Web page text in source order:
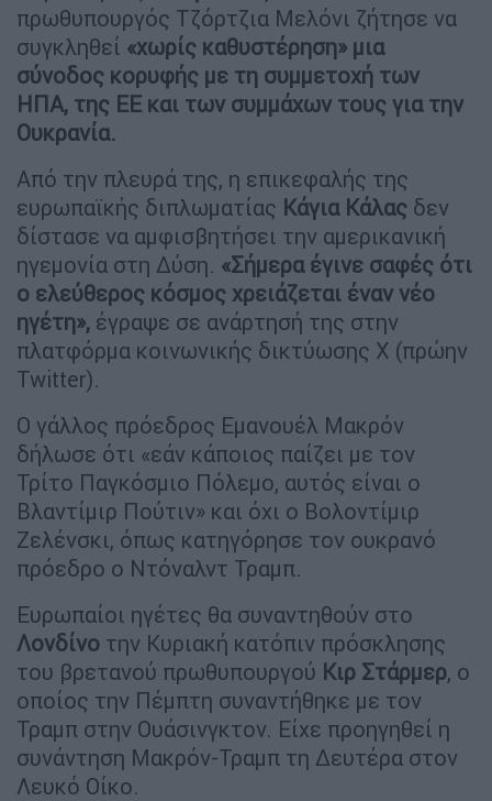
πρωθυπουργός Τζόρτζια Μελόνι ζήτησε να
συγκληθεί «χωρίς καθυστέρηση» μια
σύνοδος κορυφής με τη συμμετοχή των
ΗΠΑ, της ΕΕ και των συμμάχων τους για την
Ουκρανία.
Από την πλευρά της, η επικεφαλής της
ευρωπαϊκής διπλωματίας Κάγια Κάλας δεν
δίστασε να αμφισβητήσει την αμερικανική
ηγεμονία στη Δύση. «Σήμερα έγινε σαφές ότι
ο ελεύθερος κόσμος χρειάζεται έναν νέο
ηγέτη», έγραψε σε ανάρτησή της στην
πλατφόρμα κοινωνικής δικτύωσης Χ (πρώην
Twitter).
Ο γάλλος πρόεδρος Εμανουέλ Μακρόν
δήλωσε ότι «εάν κάποιος παίζει με τον
Τρίτο Παγκόσμιο Πόλεμο, αυτός είναι ο
Βλαντίμιρ Πούτιν» και όχι ο Βολοντίμιρ
Ζελένσκι, όπως κατηγόρησε τον ουκρανό
πρόεδρο ο Ντόναλντ Τραμπ.
Ευρωπαίοι ηγέτες θα συναντηθούν στο
Λονδίνο την Κυριακή κατόπιν πρόσκλησης
του βρετανού πρωθυπουργού Κιρ Στάρμερ, ο
οποίος την Πέμπτη συναντήθηκε με τον
Τραμπ στην Ουάσινγκτον. Είχε προηγηθεί η
συνάντηση Μακρόν-Τραμπ τη Δευτέρα στον
Λευκό Οίκο.